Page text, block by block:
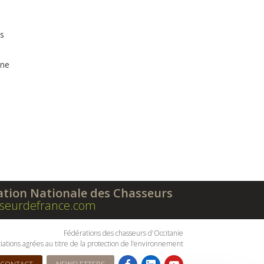
Nationale des Chasseurs
Fédérations des chasseurs d'Occitanie
agrées au titre de la protection de l’environnement